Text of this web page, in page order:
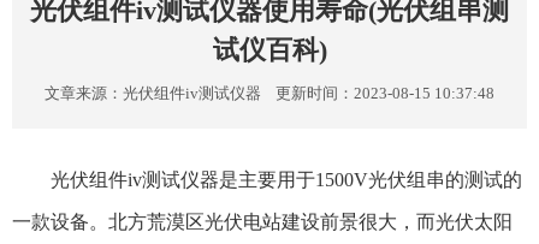
光伏组件iv测试仪器使用寿命(光伏组串测
试仪百科)
文章来源： 光伏组件iv测试仪器 更新时间：2023-08-15 10:37:48
光伏组件iv测试仪器是主要用于1500V光伏组串的测试的
一款设备。北方荒漠区光伏电站建设前景很大，而光伏太阳